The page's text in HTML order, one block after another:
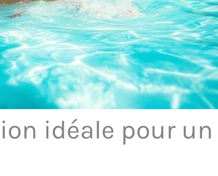
idéale pour un